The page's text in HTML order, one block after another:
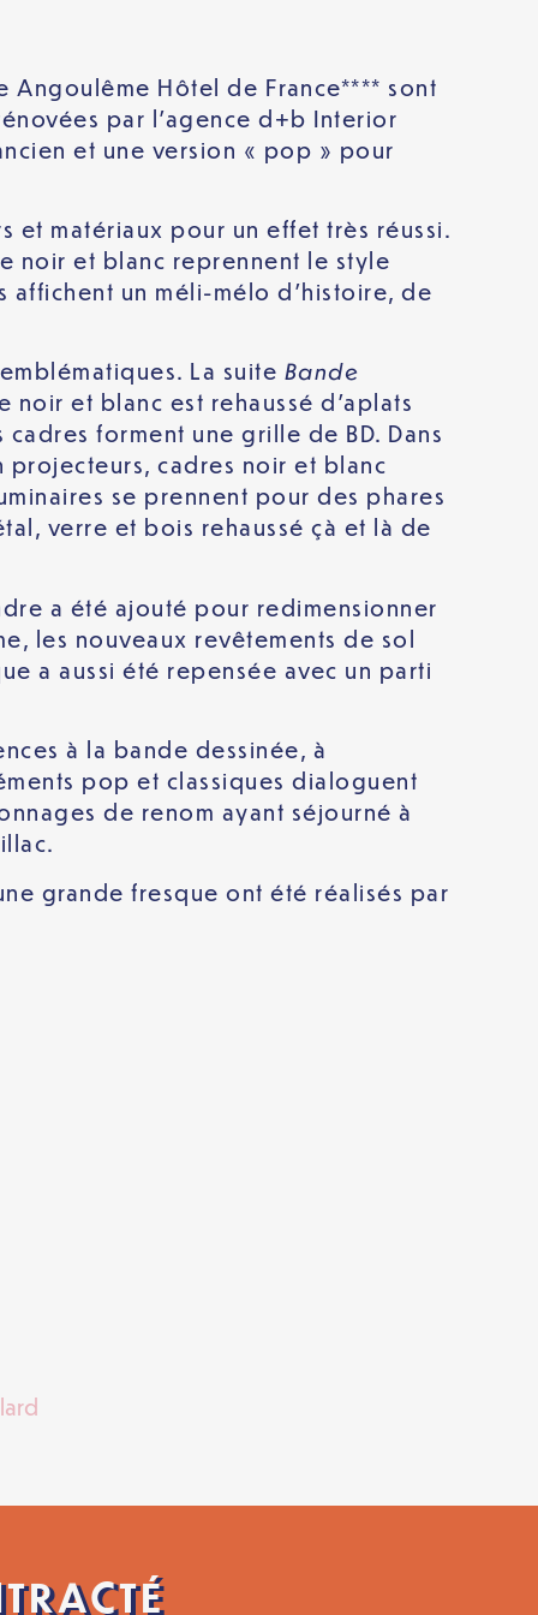
Angoulême Hôtel de France**** sont
par l’agence d+b Interior
et une version « pop » pour
et matériaux pour un effet très réussi.
noir et blanc reprennent le style
un méli-mélo d’histoire, de
La suite Bande
et blanc est rehaussé d’aplats
forment une grille de BD. Dans
projecteurs, cadres noir et blanc
se prennent pour des phares
verre et bois rehaussé çà et là de
a été ajouté pour redimensionner
les nouveaux revêtements de sol
a aussi été repensée avec un parti
à la bande dessinée, à
pop et classiques dialoguent
de renom ayant séjourné à
grande fresque ont été réalisés par